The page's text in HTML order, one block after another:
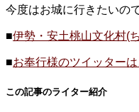
今度はお城に行きたいの
■伊勢・安土桃山文化村(
■お奉行様のツイッター
この記事のライター紹介